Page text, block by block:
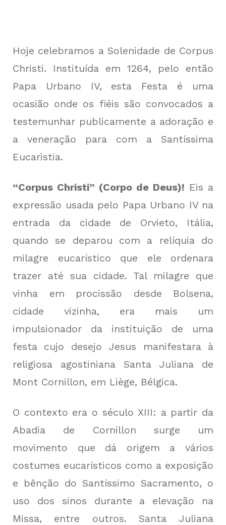
Hoje celebramos a Solenidade de Corpus
Christi. Instituída em 1264, pelo então
Papa Urbano IV, esta Festa é uma
ocasião onde os fiéis são convocados a
testemunhar publicamente a adoração e
a veneração para com a Santíssima
Eucaristia.
“Corpus Christi” (Corpo de Deus)! Eis a
expressão usada pelo Papa Urbano IV na
entrada da cidade de Orvieto, Itália,
quando se deparou com a relíquia do
milagre eucarístico que ele ordenara
trazer até sua cidade. Tal milagre que
vinha em procissão desde Bolsena,
cidade vizinha, era mais um
impulsionador da instituição de uma
festa cujo desejo Jesus manifestara à
religiosa agostiniana Santa Juliana de
Mont Cornillon, em Liège, Bélgica.
O contexto era o século XIII: a partir da
Abadia de Cornillon surge um
movimento que dá origem a vários
costumes eucarísticos como a exposição
e bênção do Santíssimo Sacramento, o
uso dos sinos durante a elevação na
Missa, entre outros. Santa Juliana